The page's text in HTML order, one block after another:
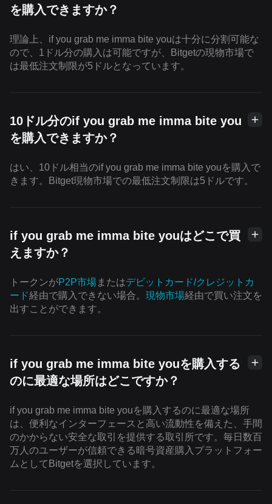
を購入できますか？
理論上、if you grab me imma bite youは十分に分割可能な
ので、1ドル分の購入は可能ですが、Bitgetの現物市場で
は最低注文制限が5ドルとなっています。
10ドル分のif you grab me imma bite you
を購入できますか？
はい、10ドル相当のif you grab me imma bite youを購入で
きます。Bitget現物市場での最低注文制限は5ドルです。
if you grab me imma bite youはどこで買
えますか？
トークンがP2P市場またはデビットカード/クレジットカ
ード経由で購入できない場合。 現物市場経由で買い注文を
出すことができます。
if you grab me imma bite youを購入する
のに最適な場所はどこですか？
if you grab me imma bite youを購入するのに最適な場所
は、便利なインターフェースと高い流動性を備えた、手間
のかからない安全な取引を提供する取引所です。毎日数百
万人のユーザーが信頼できる暗号資産購入プラットフォー
ムとしてBitgetを選択しています。